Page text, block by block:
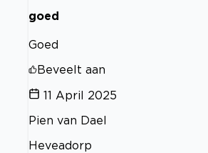
goed
Goed
Beveelt aan
11 April 2025
Pien van Dael
Heveadorp